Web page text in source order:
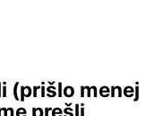
(prišlo menej